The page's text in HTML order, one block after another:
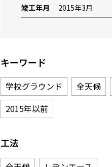
竣工年月 2015年3月
キーワード
学校グラウンド 全天候
2015年以前
工法